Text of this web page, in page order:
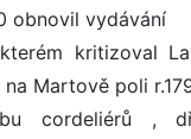
obnovil vydávání
kritizoval
Martově poli
cordeliérů ,